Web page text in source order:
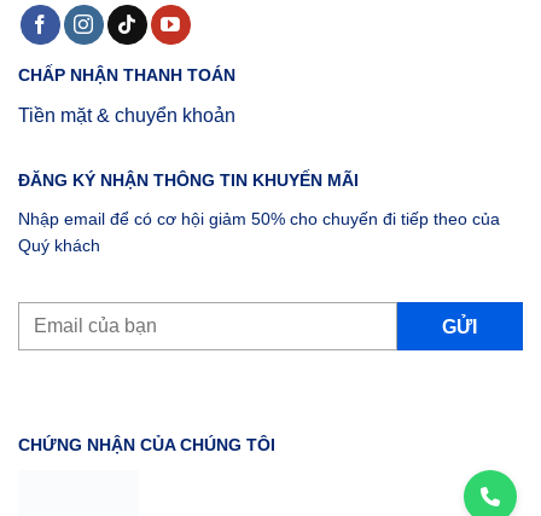
CHẤP NHẬN THANH TOÁN
Tiền mặt & chuyển khoản
ĐĂNG KÝ NHẬN THÔNG TIN KHUYẾN MÃI
Nhập email để có cơ hội giảm 50% cho chuyến đi tiếp theo của
Quý khách
CHỨNG NHẬN CỦA CHÚNG TÔI